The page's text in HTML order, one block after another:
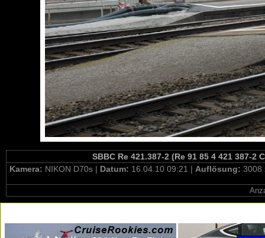
SBBC Re 421.387-2 (Re 91 85 4 421 387-2
Kamera: NIKON D70s | Datum: 16.04.10 09:21 | Auflösung: 3008